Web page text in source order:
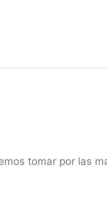
tomar por las